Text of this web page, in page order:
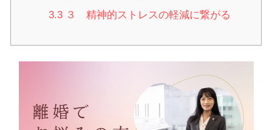
3.3 ３ 精神的ストレスの軽減に繋がる